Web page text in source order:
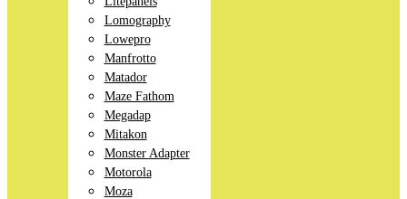
Lomography
Lowepro
Manfrotto
Matador
Maze Fathom
Megadap
Mitakon
Monster Adapter
Motorola
Moza